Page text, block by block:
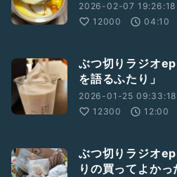
2026-02-07 19:26:18
12000
04:10
ぶつ切りラジオ
を語るふたり」
2026-01-25 09:33:18
12300
12:00
ぶつ切りラジオ
りの買ってよかっ